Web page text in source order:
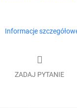
Informacje
ZADAJ PYTANIE